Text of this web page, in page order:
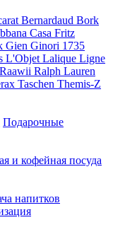
Bernardaud Bork
Casa Fritz
Gien Ginori 1735
L'Objet Lalique Ligne
Raawii Ralph Lauren
Taschen Themis-Z
Подарочные
и кофейная посуда
напитков